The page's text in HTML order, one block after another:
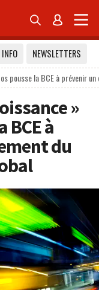
 
NEWSLETTERS
pousse la BCE à prévenir
»
BCE à
du